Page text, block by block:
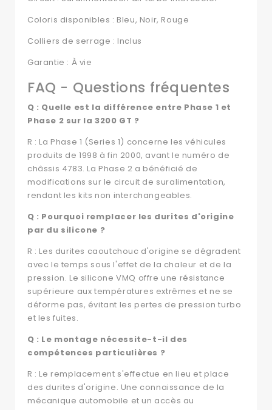
Coloris disponibles : Bleu, Noir, Rouge
Colliers de serrage : Inclus
Garantie : À vie
FAQ - Questions fréquentes
Q : Quelle est la différence entre Phase 1 et
Phase 2 sur la 3200 GT ?
R : La Phase 1 (Series 1) concerne les véhicules
produits de 1998 à fin 2000, avant le numéro de
châssis 4783. La Phase 2 a bénéficié de
modifications sur le circuit de suralimentation,
rendant les kits non interchangeables.
Q : Pourquoi remplacer les durites d'origine
par du silicone ?
R : Les durites caoutchouc d'origine se dégradent
avec le temps sous l'effet de la chaleur et de la
pression. Le silicone VMQ offre une résistance
supérieure aux températures extrêmes et ne se
déforme pas, évitant les pertes de pression turbo
et les fuites.
Q : Le montage nécessite-t-il des
compétences particulières ?
R : Le remplacement s'effectue en lieu et place
des durites d'origine. Une connaissance de la
mécanique automobile et un accès au